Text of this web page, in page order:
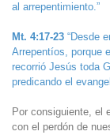
al arrepentimiento.”
Mt. 4:17-23 “Desde
Arrepentíos, porque
recorrió Jesús toda
predicando el
Por consiguiente, el
con el perdón de